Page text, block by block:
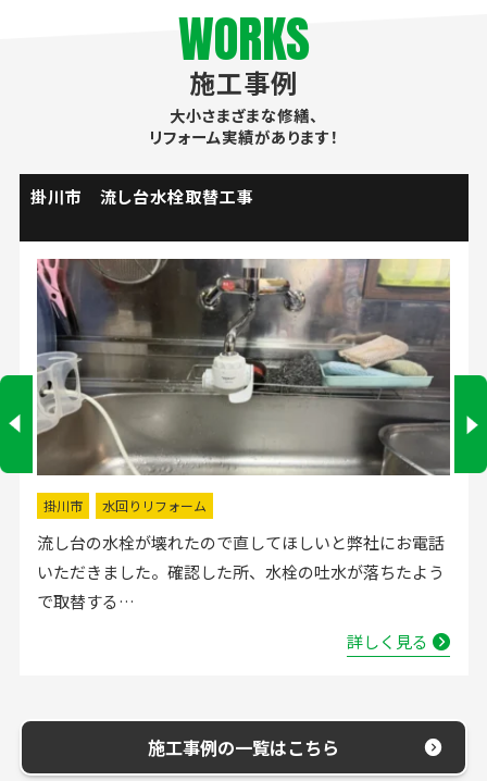
WORKS
施工事例
大小さまざまな修繕、
リフォーム実績があります！
掛川市 流し台水栓取替工事
掛川市 水回りリフォーム
流し台の水栓が壊れたので直してほしいと弊社にお電話
いただきました。確認した所、水栓の吐水が落ちたよう
で取替する…
詳しく見る
施工事例の一覧はこちら